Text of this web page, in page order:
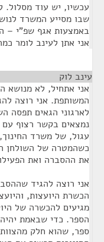
עכשיו, יש עוד מסלול.
שבו מסייע המשרד
באמצעות אגף שפ"י –
אני אתן לעינב לומר
עינב לוק
אני אתחיל, לא מנושא
המשותפת. אני רוצה
לארגוני הגאים תפסה
נמצאים בקשר רצוף עם
עגול, של משרד
כשהמטרה של השולחן
את ההסברה ואת
אני רוצה להגיד
הכשרת היועצות,
מגיעים להכשרה של
הספר. כדי שבאמת יהיה
ספר, שהוא חלק